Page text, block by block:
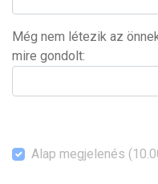
Még nem létezik az
mire gondolt:
Alap megjelenés